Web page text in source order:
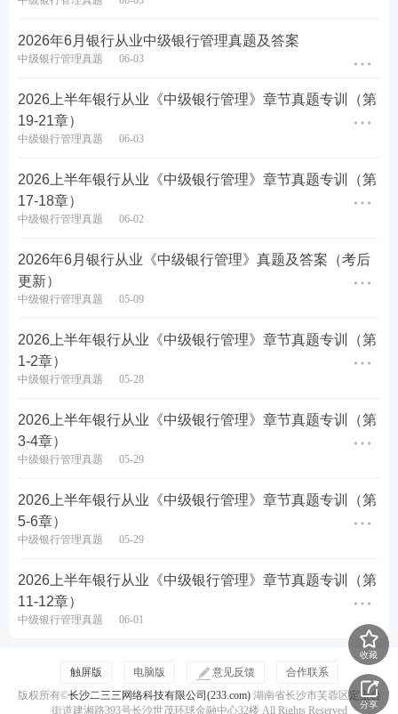
初级个人理财 真题在线刷>>
初级个人贷款 真题在线刷>>
初级公司信贷
2026上半年银行从业备考要刷题的历年真题，除了
点击上方各科刷题入口外，还可以可以通过以下方
式，随时随地系统性刷题！
——【题库】——【历年真题】，即可随时随地刷
题。
【233网校金融类考证题库】小程序，或者直接扫
码进入小程序，即可刷题。
2026年6月银行从业《中级银行管理》考试结束
后，233网校会收集考生网友反馈的真题，并根据
官方新教材给出参考解析，欢迎大家届时一起来估
2026年6月银行从业中级银行管理真题及答案
中级银行管理真题 06-03
2026上半年银行从业《中级银行管理》章节真题专训（第
19-21章）
中级银行管理真题 06-03
2026上半年银行从业《中级银行管理》章节真题专训（第
17-18章）
中级银行管理真题 06-02
2026年6月银行从业《中级银行管理》真题及答案（考后
更新）
中级银行管理真题 05-09
2026上半年银行从业《中级银行管理》章节真题专训（第
1-2章）
中级银行管理真题 05-28
2026上半年银行从业《中级银行管理》章节真题专训（第
3-4章）
中级银行管理真题 05-29
2026上半年银行从业《中级银行管理》章节真题专训（第
5-6章）
中级银行管理真题 05-29
2026上半年银行从业《中级银行管理》章节真题专训（第
11-12章）
中级银行管理真题 06-01
收藏
分享
触屏版 电脑版 意见反馈
合作联系
版权所有©长沙二三三网络科技有限公司(233.com)湖南省长沙市芙蓉区定王台
街道建湘路393号长沙世茂环球金融中心32楼 All Rights Reserved